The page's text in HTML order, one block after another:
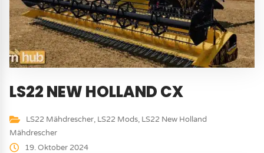
LS22 NEW HOLLAND CX
LS22 Mähdrescher, LS22 Mods, LS22 New Holland
Mähdrescher
19. Oktober 2024